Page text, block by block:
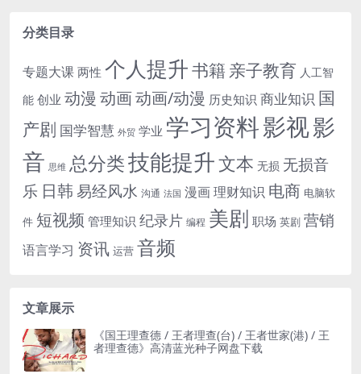
分类目录
专题大课 两性 个人提升书籍 亲子教育 人工智
能 创业 动漫 动画动画/动漫 历史知识 商业知识 国
产剧 国学智慧 外贸 学业 学习资料影视影
音 思维 总分类技能提升文本 无损 无损音
乐 日韩易经风水 沟通 法国 漫画理财知识 电商 电脑软
件 短视频 管理知识 纪录片 编程 美剧 职场 英剧 营销
语言学习 资讯 运营 音频
文章展示
《国王理查德 / 王者理查(台) / 王者世家(港) / 王
者理查德》高清蓝光种子网盘下载